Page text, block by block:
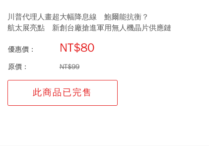
川普代理人畫超大幅降息線 鮑爾能抗衡？
航太展亮點 新創台廠搶進軍用無人機晶片供應鏈
優惠價： NT$80
原價： NT$99
此商品已完售